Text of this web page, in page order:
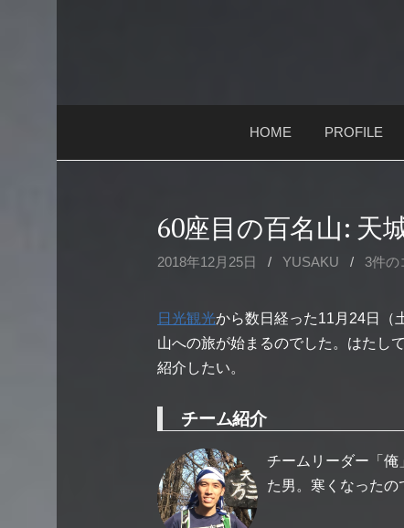
ツ
ス
HOME PROFILE
60座目の百名山: 天
2018年12月25日 / YUSAKU / 3件の
日光観光から数日経った11月24日（
山への旅が始まるのでした。はたし
紹介したい。
チーム紹介
チームリーダー「俺
た男。寒くなったの